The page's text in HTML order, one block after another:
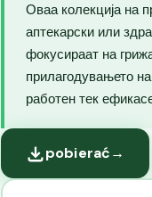
Оваа колекција на
аптекарски или
фокусираат на
прилагодувањето
работен тек
pobierać→